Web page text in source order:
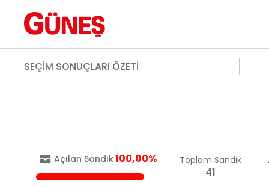
SEÇİM SONUÇLARI ÖZETİ
Açılan Sandık100,00% Toplam Sandık
41